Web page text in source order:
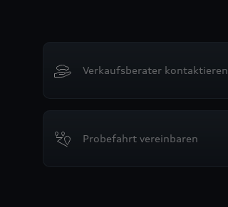
Verkaufsberater kontaktieren
Probefahrt vereinbaren